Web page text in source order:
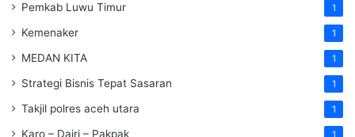
Pemkab Luwu Timur 1
Kemenaker 1
MEDAN KITA 1
Strategi Bisnis Tepat Sasaran 1
Takjil polres aceh utara 1
Karo – Dairi – Pakpak